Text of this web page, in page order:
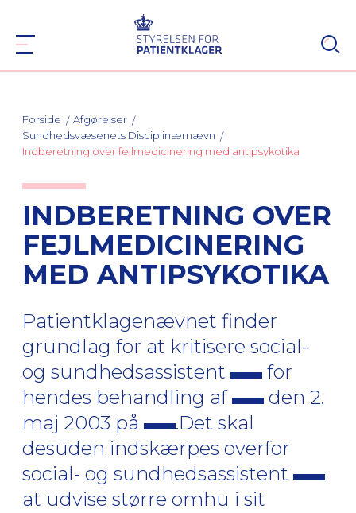
Forside
Afgørelser
Sundhedsvæsenets Disciplinærnævn
Indberetning over fejlmedicinering med antipsykotika
INDBERETNING OVER
FEJLMEDICINERING
MED ANTIPSYKOTIKA
Patientklagenævnet finder
grundlag for at kritisere social-
og sundhedsassistent
for
hendes behandling af
den 2.
maj 2003 på
.Det skal
desuden indskærpes overfor
social- og sundhedsassistent
at udvise større omhu i sit